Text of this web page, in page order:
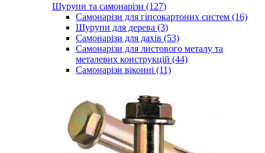
Шурупи та самонарізи (127)
Самонарізи для гіпсокартоних систем (16)
Шурупи для дерева (3)
Самонарізи для дахів (53)
Самонарізи для листового металу та
металевих конструкцій (44)
Самонарізи віконні (11)